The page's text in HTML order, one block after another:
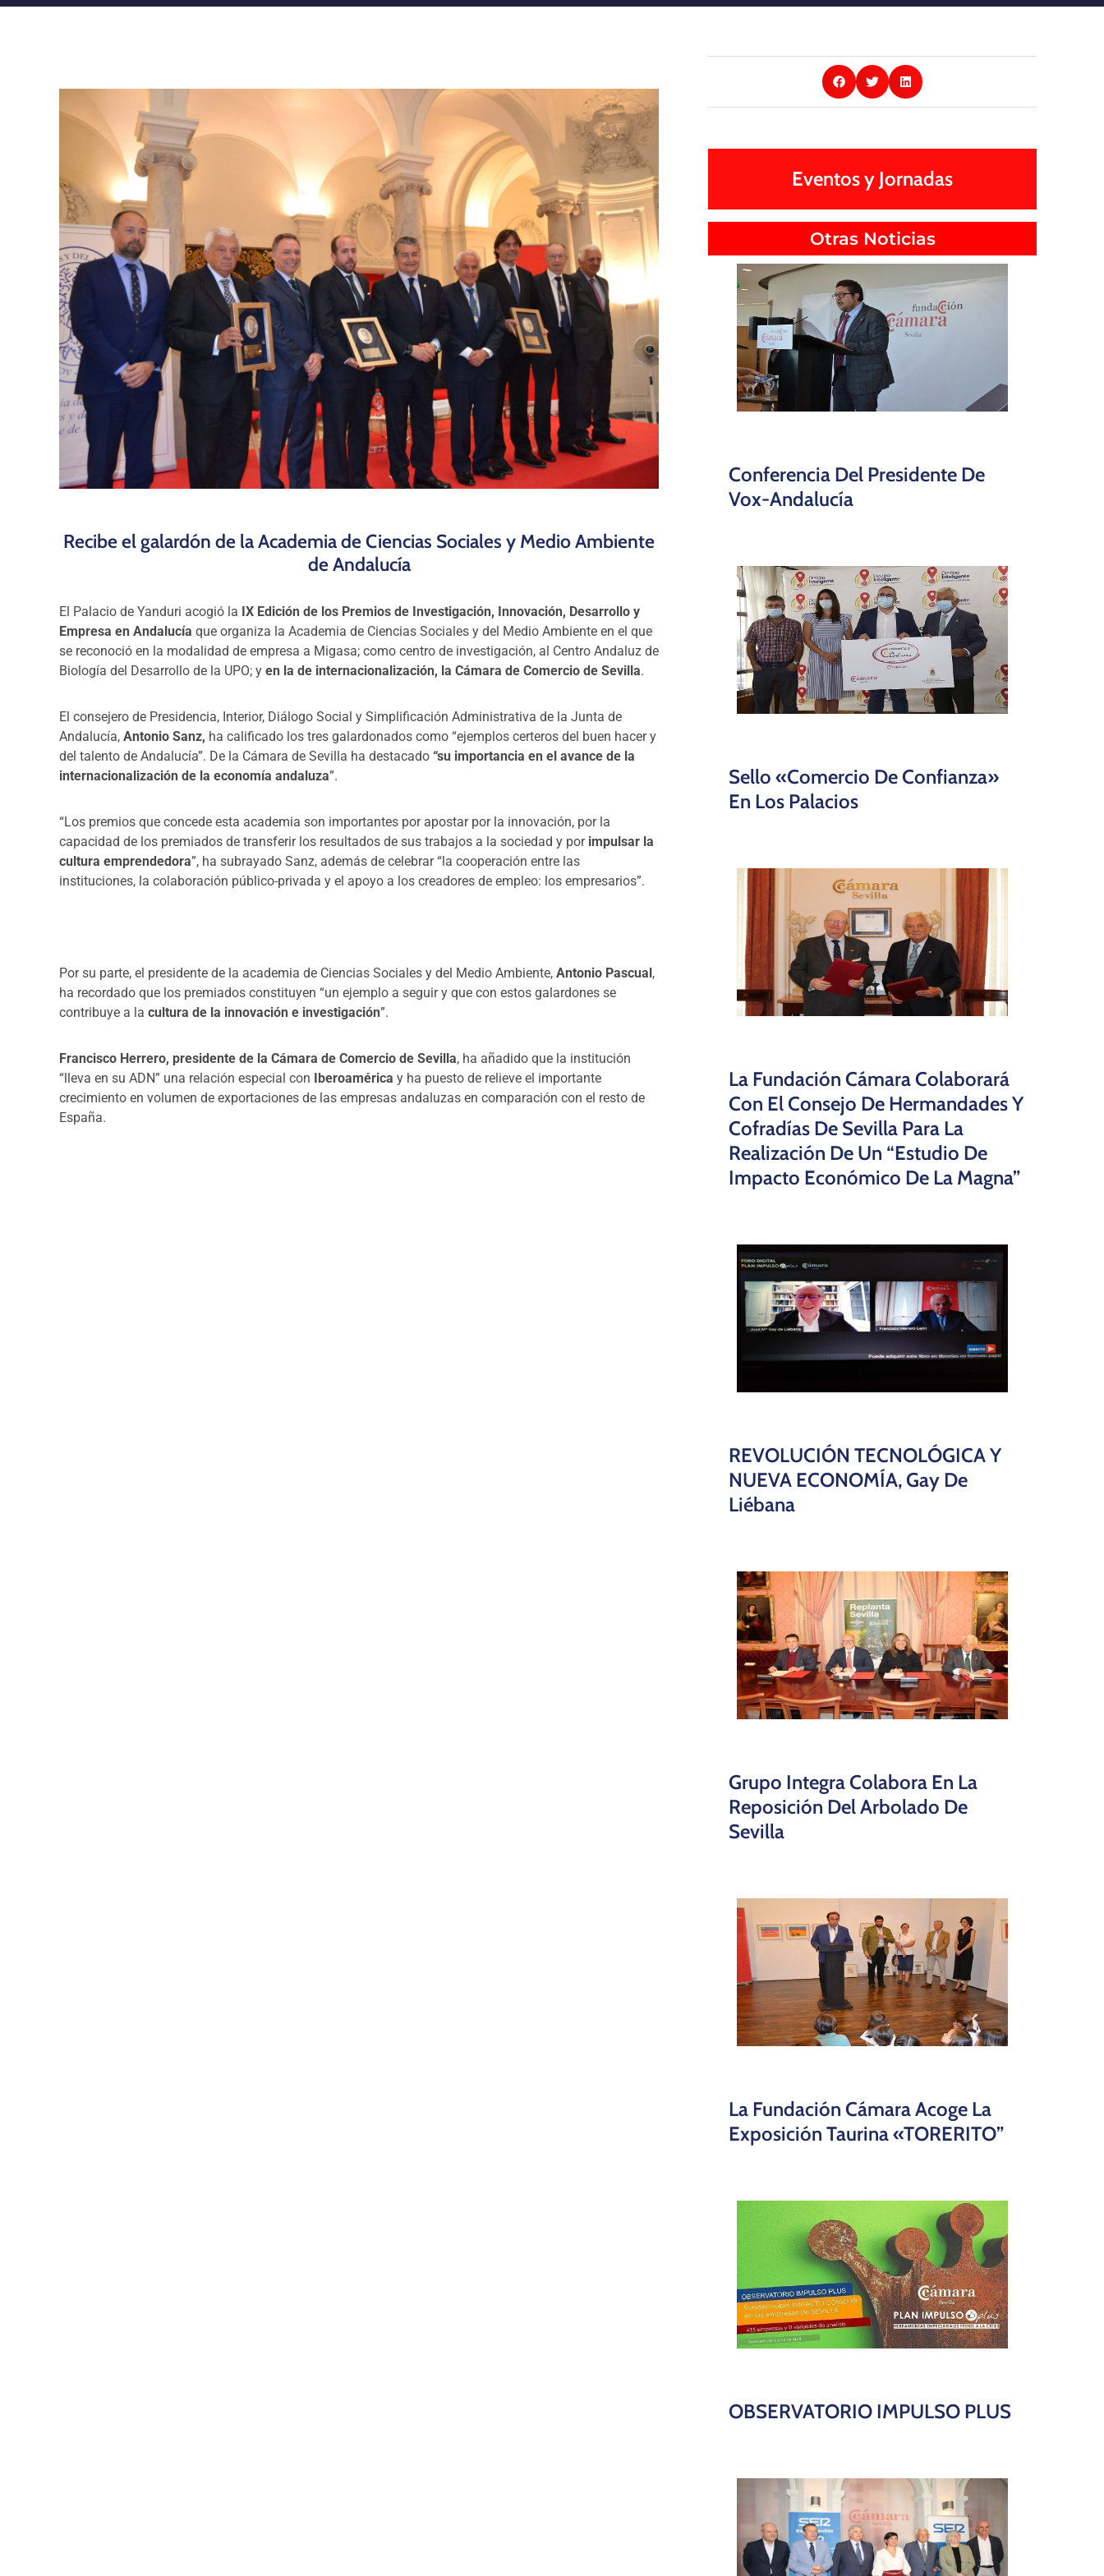
Recibe el galardón de la Academia de Ciencias Sociales y Medio Ambiente
de Andalucía
El Palacio de Yanduri acogió la IX Edición de los Premios de Investigación, Innovación, Desarrollo y
Empresa en Andalucía que organiza la Academia de Ciencias Sociales y del Medio Ambiente en el que
se reconoció en la modalidad de empresa a Migasa; como centro de investigación, al Centro Andaluz de
Biología del Desarrollo de la UPO; y en la de internacionalización, la Cámara de Comercio de Sevilla.
El consejero de Presidencia, Interior, Diálogo Social y Simplificación Administrativa de la Junta de
Andalucía, Antonio Sanz, ha calificado los tres galardonados como “ejemplos certeros del buen hacer y
del talento de Andalucía”. De la Cámara de Sevilla ha destacado “su importancia en el avance de la
internacionalización de la economía andaluza”.
“Los premios que concede esta academia son importantes por apostar por la innovación, por la
capacidad de los premiados de transferir los resultados de sus trabajos a la sociedad y por impulsar la
cultura emprendedora”, ha subrayado Sanz, además de celebrar “la cooperación entre las
instituciones, la colaboración público-privada y el apoyo a los creadores de empleo: los empresarios”.
Por su parte, el presidente de la academia de Ciencias Sociales y del Medio Ambiente, Antonio Pascual,
ha recordado que los premiados constituyen “un ejemplo a seguir y que con estos galardones se
contribuye a la cultura de la innovación e investigación”.
Francisco Herrero, presidente de la Cámara de Comercio de Sevilla, ha añadido que la institución
“lleva en su ADN” una relación especial con Iberoamérica y ha puesto de relieve el importante
crecimiento en volumen de exportaciones de las empresas andaluzas en comparación con el resto de
España.
Eventos y Jornadas
Otras Noticias
Conferencia Del Presidente De
Vox-Andalucía
Sello «Comercio De Confianza»
En Los Palacios
La Fundación Cámara Colaborará
Con El Consejo De Hermandades Y
Cofradías De Sevilla Para La
Realización De Un “Estudio De
Impacto Económico De La Magna”
REVOLUCIÓN TECNOLÓGICA Y
NUEVA ECONOMÍA, Gay De
Liébana
Grupo Integra Colabora En La
Reposición Del Arbolado De
Sevilla
La Fundación Cámara Acoge La
Exposición Taurina «TORERITO”
OBSERVATORIO IMPULSO PLUS